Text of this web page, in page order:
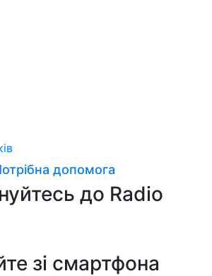
допомога
до Radio
зі смартфона